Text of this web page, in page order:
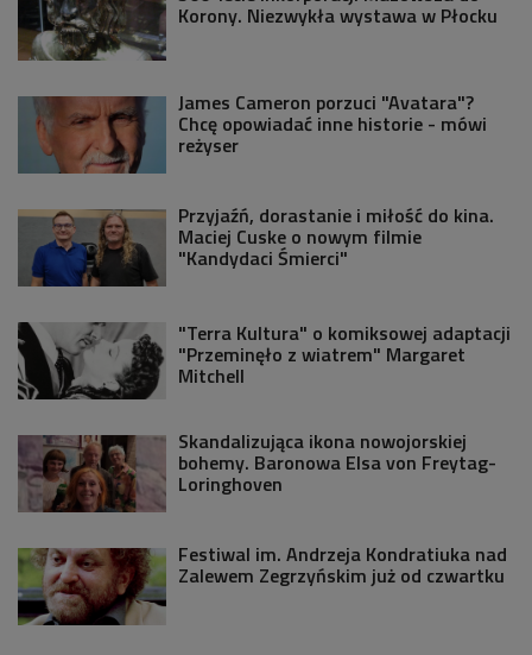
Korony. Niezwykła wystawa w Płocku
James Cameron porzuci "Avatara"?
Chcę opowiadać inne historie - mówi
reżyser
Przyjaźń, dorastanie i miłość do kina.
Maciej Cuske o nowym filmie
"Kandydaci Śmierci"
"Terra Kultura" o komiksowej adaptacji
"Przeminęło z wiatrem" Margaret
Mitchell
Skandalizująca ikona nowojorskiej
bohemy. Baronowa Elsa von Freytag-
Loringhoven
Festiwal im. Andrzeja Kondratiuka nad
Zalewem Zegrzyńskim już od czwartku